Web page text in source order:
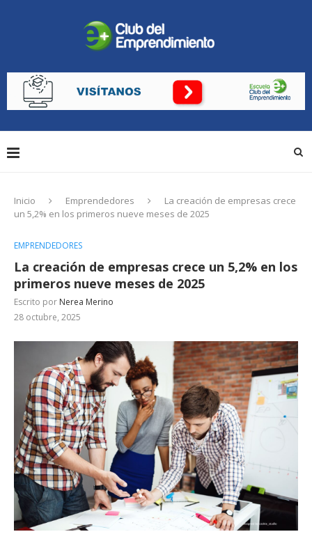
Inicio Emprendedores
La creación de empresas crece
un 5,2% en los primeros nueve meses de 2025
EMPRENDEDORES
La creación de empresas crece un 5,2% en los
primeros nueve meses de 2025
Escrito por Nerea Merino
28 octubre, 2025